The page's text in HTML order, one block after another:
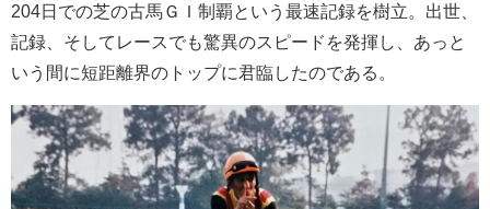
204日での芝の古馬ＧＩ制覇という最速記録を樹立。出世、
記録、そしてレースでも驚異のスピードを発揮し、あっと
いう間に短距離界のトップに君臨したのである。